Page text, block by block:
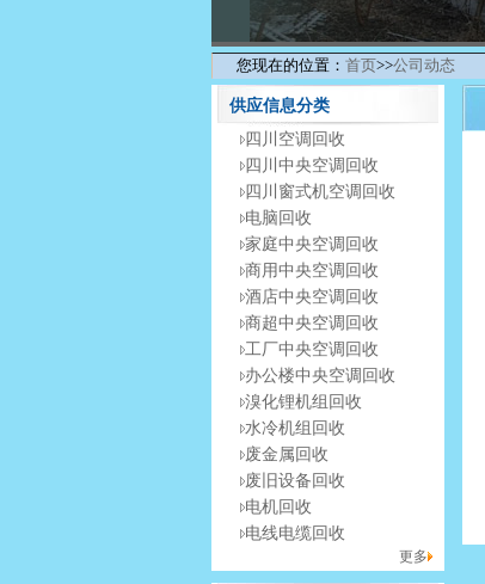
您现在的位置： 首页>>公司动态
供应信息分类
四川空调回收
四川中央空调回收
四川窗式机空调回收
电脑回收
家庭中央空调回收
商用中央空调回收
酒店中央空调回收
商超中央空调回收
工厂中央空调回收
办公楼中央空调回收
溴化锂机组回收
水冷机组回收
废金属回收
废旧设备回收
电机回收
电线电缆回收
更多